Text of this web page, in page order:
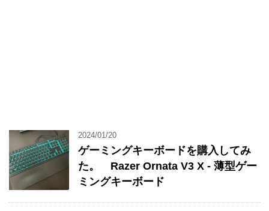
2024/01/20
ゲーミングキーボードを購入してみ
た。 Razer Ornata V3 X - 薄型ゲー
ミングキーボード